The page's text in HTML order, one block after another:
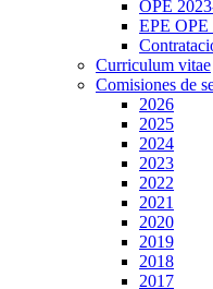
OPE
EPE OPE
Curriculum vitae
Comisiones de
2026
2025
2024
2023
2022
2021
2020
2019
2018
2017